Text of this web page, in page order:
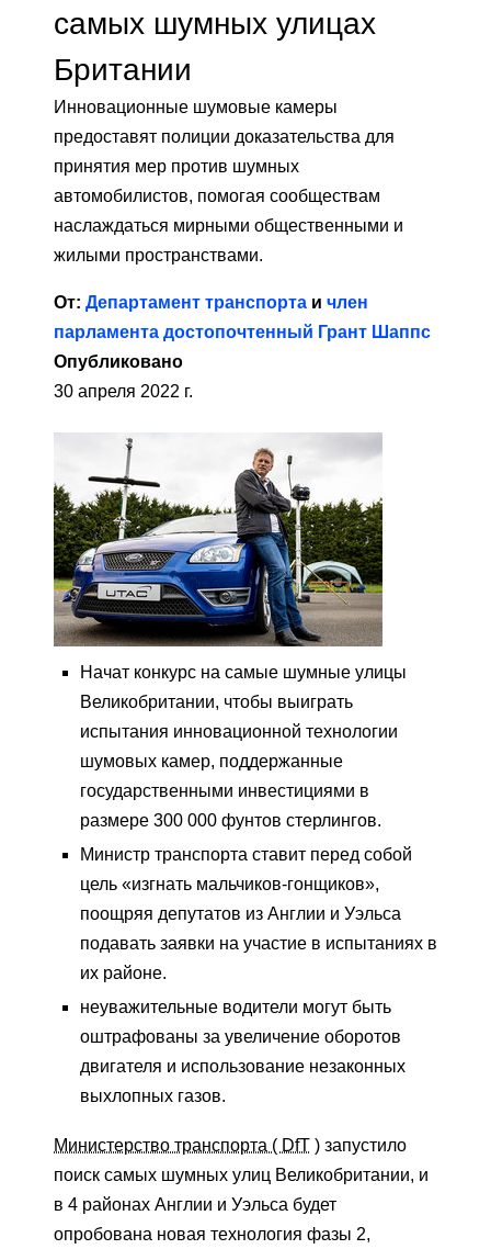
самых шумных улицах
Британии
Инновационные шумовые камеры
предоставят полиции доказательства для
принятия мер против шумных
автомобилистов, помогая сообществам
наслаждаться мирными общественными и
жилыми пространствами.
От: Департамент транспорта и член
парламента достопочтенный Грант Шаппс
Опубликовано
30 апреля 2022 г.
Начат конкурс на самые шумные улицы
Великобритании, чтобы выиграть
испытания инновационной технологии
шумовых камер, поддержанные
государственными инвестициями в
размере 300 000 фунтов стерлингов.
Министр транспорта ставит перед собой
цель «изгнать мальчиков-гонщиков»,
поощряя депутатов из Англии и Уэльса
подавать заявки на участие в испытаниях в
их районе.
неуважительные водители могут быть
оштрафованы за увеличение оборотов
двигателя и использование незаконных
выхлопных газов.
Министерство транспорта ( DfT ) запустило
поиск самых шумных улиц Великобритании, и
в 4 районах Англии и Уэльса будет
опробована новая технология фазы 2,